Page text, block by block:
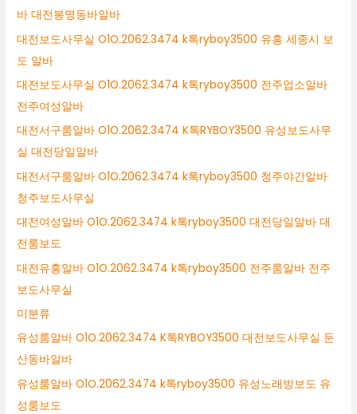
바 대전봉명동바알바
대전보도사무실 O1O.2062.3474 k톡ryboy3500 유흥 세종시 보
도 알바
대전보도사무실 O1O.2062.3474 k톡ryboy3500 전주업소알바
전주여성알바
대전서구룸알바 O1O.2062.3474 K톡RYBOY3500 유성보도사무
실 대전당일알바
대전서구룸알바 O1O.2062.3474 k톡ryboy3500 청주야간알바
청주보도사무실
대전여성알바 O1O.2062.3474 k톡ryboy3500 대전당일알바 대
전룸보도
대전유흥알바 O1O.2062.3474 k톡ryboy3500 전주룸알바 전주
보도사무실
미분류
유성룸알바 O1O.2062.3474 K톡RYBOY3500 대전보도사무실 둔
산동바알바
유성룸알바 O1O.2062.3474 k톡ryboy3500 유성노래방보도 유
성룸보도